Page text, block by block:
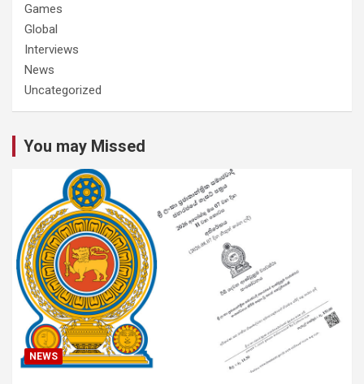
Games
Global
Interviews
News
Uncategorized
You may Missed
NEWS